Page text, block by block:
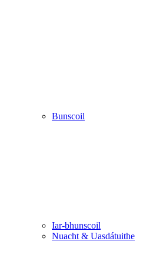
Bunscoil
Iar-bhunscoil
Nuacht & Uasdátuithe